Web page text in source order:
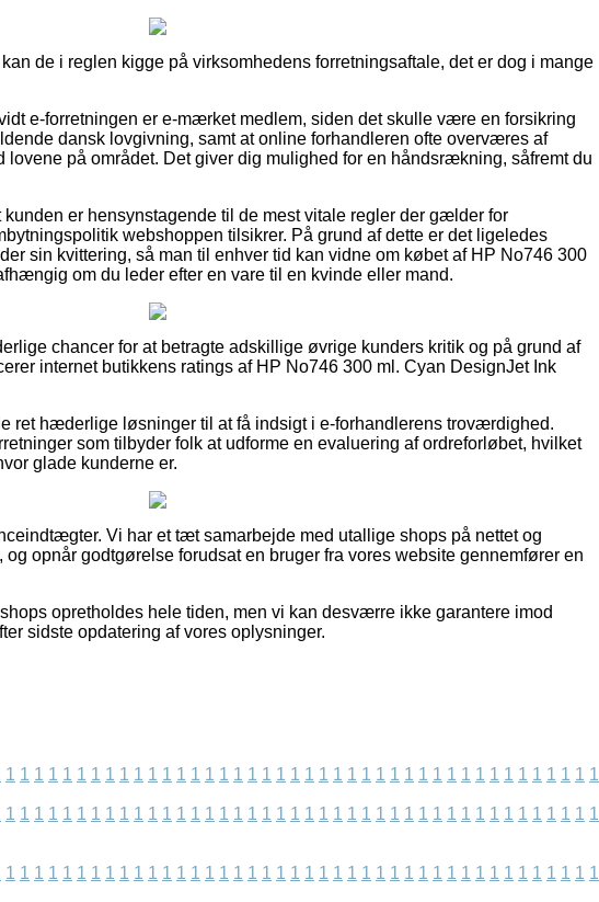
de i reglen kigge på virksomhedens forretningsaftale, det er dog i mange
e-forretningen er e-mærket medlem, siden det skulle være en forsikring
dansk lovgivning, samt at online forhandleren ofte overværes af
lovene på området. Det giver dig mulighed for en håndsrækning, såfremt du
er hensynstagende til de mest vitale regler der gælder for
webshoppen tilsikrer. På grund af dette er det ligeledes
sin kvittering, så man til enhver tid kan vidne om købet af HP No746 300
om du leder efter en vare til en kvinde eller mand.
chancer for at betragte adskillige øvrige kunders kritik og på grund af
internet butikkens ratings af HP No746 300 ml. Cyan DesignJet Ink
ret hæderlige løsninger til at få indsigt i e-forhandlerens troværdighed.
som tilbyder folk at udforme en evaluering af ordreforløbet, hvilket
glade kunderne er.
Vi har et tæt samarbejde med utallige shops på nettet og
opnår godtgørelse forudsat en bruger fra vores website gennemfører en
opretholdes hele tiden, men vi kan desværre ikke garantere imod
sidste opdatering af vores oplysninger.
1 1 1 1 1 1 1 1 1 1 1 1 1 1 1 1 1 1 1 1 1 1 1 1 1 1 1 1 1 1 1 1 1 1 1 1 1 1 1 1 1 1
1 1 1 1 1 1 1 1 1 1 1 1 1 1 1 1 1 1 1 1 1 1 1 1 1 1 1 1 1 1 1 1 1 1 1 1 1 1 1 1 1 1
1 1 1 1 1 1 1 1 1 1 1 1 1 1 1 1 1 1 1 1 1 1 1 1 1 1 1 1 1 1 1 1 1 1 1 1 1 1 1 1 1 1